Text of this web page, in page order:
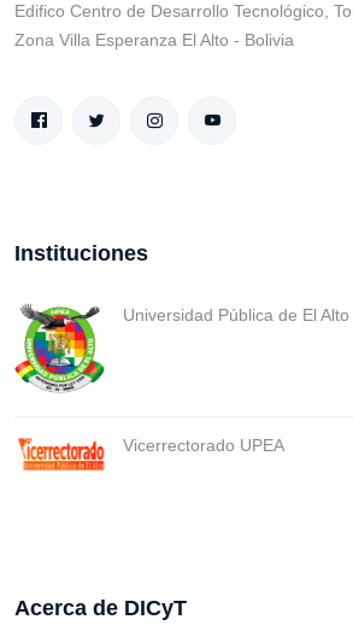
Edifico Centro de Desarrollo Tecnológico,
Zona Villa Esperanza El Alto - Bolivia
Instituciones
Universidad Pública de El Alto
Vicerrectorado UPEA
Acerca de DICyT